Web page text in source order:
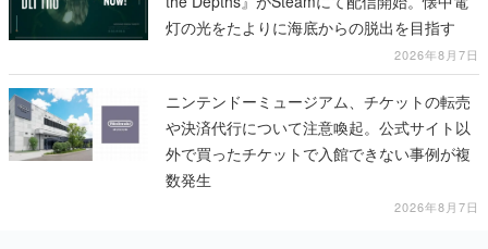
灯の光をたよりに海底からの脱出を目指す
2026年8月7日
ニンテンドーミュージアム、チケットの転売
や決済代行について注意喚起。公式サイト以
外で買ったチケットで入館できない事例が複
数発生
2026年8月7日